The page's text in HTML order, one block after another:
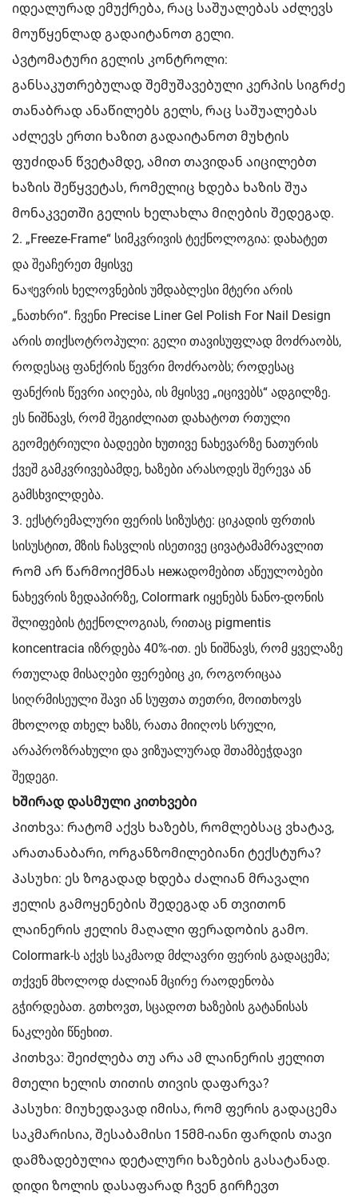
იდეალურად ემუქრება, რაც საშუალებას აძლევს
მოუწყენლად გადაიტანოთ გელი.
Ავტომატური გელის კონტროლი:
განსაკუთრებულად შემუშავებული კერპის სიგრძე
თანაბრად ანაწილებს გელს, რაც საშუალებას
აძლევს ერთი ხაზით გადაიტანოთ მუხტის
ფუძიდან წვეტამდე, ამით თავიდან აიცილებთ
ხაზის შეწყვეტას, რომელიც ხდება ხაზის შუა
მონაკვეთში გელის ხელახლა მიღების შედეგად.
2. „Freeze-Frame“ სიმკვრივის ტექნოლოგია: დახატეთ
და შეაჩერეთ მყისვე
Ნაখევრის ხელოვნების უმდაბლესი მტერი არის
„ნათხრი“. ჩვენი Precise Liner Gel Polish For Nail Design
არის თიქსოტროპული: გელი თავისუფლად მოძრაობს,
როდესაც ფანქრის წევრი მოძრაობს; როდესაც
ფანქრის წევრი აიღება, ის მყისვე „იცივებს“ ადგილზე.
ეს ნიშნავს, რომ შეგიძლიათ დახატოთ რთული
გეომეტრიული ბადეები ხუთივე ნახევარზე ნათურის
ქვეშ გამკვრივებამდე, ხაზები არასოდეს შერევა ან
გამსხვილდება.
3. ექსტრემალური ფერის სიზუსტე: ციკადის ფრთის
სისუსტით, მზის ჩასვლის ისეთივე ცივატამამრავლით
Რომ არ წარმოიქმნას нежადომებით აწეულობები
ნახევრის ზედაპირზე, Colormark იყენებს ნანო-დონის
შლიფების ტექნოლოგიას, რითაც pigmentis
koncentracia იზრდება 40%-ით. ეს ნიშნავს, რომ ყველაზე
რთულად მისაღები ფერებიც კი, როგორიცაა
სიღრმისეული შავი ან სუფთა თეთრი, მოითხოვს
მხოლოდ თხელ ხაზს, რათა მიიღოს სრული,
არაპროზრახული და ვიზუალურად შთამბეჭდავი
შედეგი.
Ხშირად დასმული კითხვები
Კითხვა: რატომ აქვს ხაზებს, რომლებსაც ვხატავ,
არათანაბარი, ორგანზომილებიანი ტექსტურა?
Პასუხი: ეს ზოგადად ხდება ძალიან მრავალი
ჟელის გამოყენების შედეგად ან თვითონ
ლაინერის ჟელის მაღალი ფერადობის გამო.
Colormark-ს აქვს საკმაოდ მძლავრი ფერის გადაცემა;
თქვენ მხოლოდ ძალიან მცირე რაოდენობა
გჭირდებათ. გთხოვთ, სცადოთ ხაზების გატანისას
ნაკლები წნეხით.
Კითხვა: შეიძლება თუ არა ამ ლაინერის ჟელით
მთელი ხელის თითის თივის დაფარვა?
Პასუხი: მიუხედავად იმისა, რომ ფერის გადაცემა
საკმარისია, შესაბამისი 15მმ-იანი ფარდის თავი
დამზადებულია დეტალური ხაზების გასატანად.
დიდი ზოლის დასაფარად ჩვენ გირჩევთ